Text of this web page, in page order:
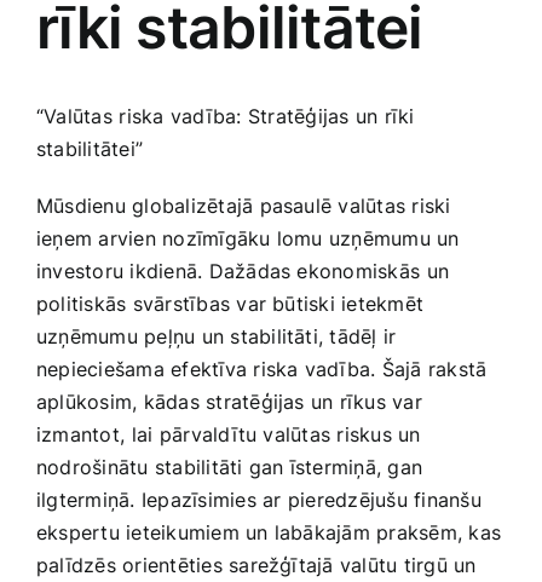
Medicīnas preces
Pārtikas preces
Preces birojam
Preces pieaugušajiem
Rotaļlietas, bērnu preces
Smaržas, kosmētika
rīki stabilitātei
“Valūtas ⁤riska‍ vadība:⁣ Stratēģijas un rīki
stabilitātei”
Mūsdienu globalizētajā ‌pasaulē valūtas riski​
ieņem arvien‍ nozīmīgāku lomu ‌uzņēmumu un
investoru ikdienā. Dažādas ‍ekonomiskās⁢ un
politiskās svārstības var būtiski ietekmēt
uzņēmumu peļņu‌ un stabilitāti, tādēļ ir
nepieciešama efektīva ‍riska vadība. Šajā rakstā
aplūkosim, kādas stratēģijas un rīkus var
izmantot,⁤ lai ⁢pārvaldītu valūtas riskus un
nodrošinātu stabilitāti gan īstermiņā, gan
ilgtermiņā. ‍Iepazīsimies⁤ ar pieredzējušu finanšu
ekspertu ​ieteikumiem un ‍labākajām praksēm, ‍kas
palīdzēs orientēties sarežģītajā‌ valūtu tirgū un